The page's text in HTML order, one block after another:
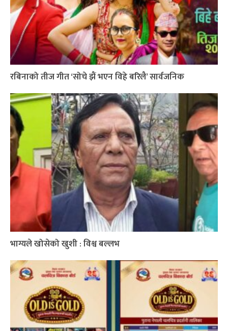
रबिनाको तीज गीत ‘सोचे झैं भएन विहे बरिलै’ सार्वजनिक
भाग्यले खोसेको खुशी : विश्व बल्लभ